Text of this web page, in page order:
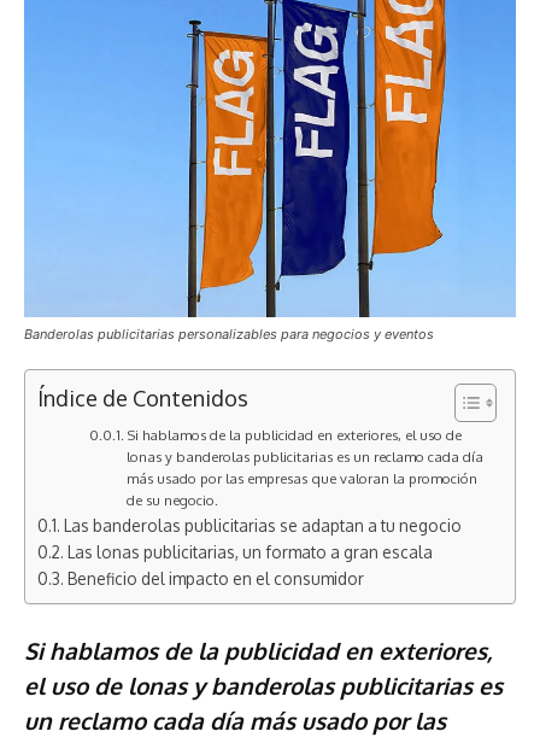
Banderolas publicitarias personalizables para negocios y eventos
Índice de Contenidos
Si hablamos de la publicidad en exteriores, el uso de
lonas y banderolas publicitarias es un reclamo cada día
más usado por las empresas que valoran la promoción
de su negocio.
Las banderolas publicitarias se adaptan a tu negocio
Las lonas publicitarias, un formato a gran escala
Beneficio del impacto en el consumidor
Si hablamos de la publicidad en exteriores,
el uso de lonas y banderolas publicitarias es
un reclamo cada día más usado por las